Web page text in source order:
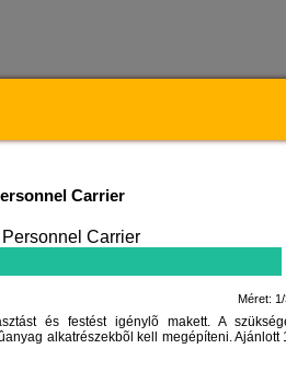
Carrier
Méret:
és festést igénylõ makett. A
alkatrészekbõl kell megépíteni. Ajánlott